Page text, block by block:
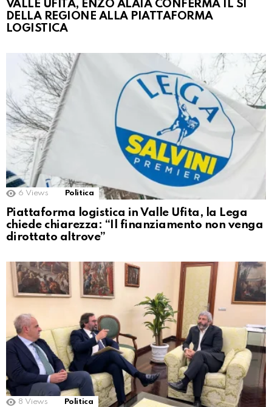
VALLE UFITA, ENZO ALAIA CONFERMA IL SÌ
DELLA REGIONE ALLA PIATTAFORMA
LOGISTICA
6 Views Politica
Piattaforma logistica in Valle Ufita, la Lega
chiede chiarezza: “Il finanziamento non venga
dirottato altrove”
8 Views Politica